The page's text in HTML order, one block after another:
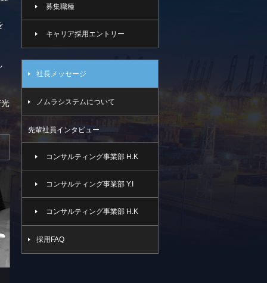
募集職種
キャリア採用エントリー
社長メッセージ
ノムラシステムについて
先輩社員インタビュー
コンサルティング事業部 H.K
コンサルティング事業部 Y.I
コンサルティング事業部 H.K
採用FAQ